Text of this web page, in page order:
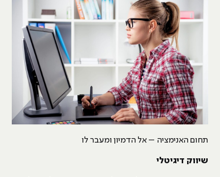
תחום האנימציה – אל הדמיון ומעבר לו
שיווק דיגיטלי